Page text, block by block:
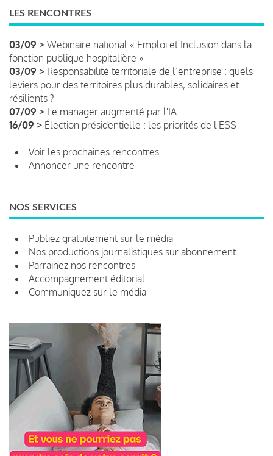
LES RENCONTRES
03/09 > Webinaire national « Emploi et Inclusion dans la
fonction publique hospitalière »
03/09 > Responsabilité territoriale de l’entreprise : quels
leviers pour des territoires plus durables, solidaires et
résilients ?
07/09 > Le manager augmenté par l'IA
16/09 > Élection présidentielle : les priorités de l'ESS
Voir les prochaines rencontres
Annoncer une rencontre
NOS SERVICES
Publiez gratuitement sur le média
Nos productions journalistiques sur abonnement
Parrainez nos rencontres
Accompagnement éditorial
Communiquez sur le média